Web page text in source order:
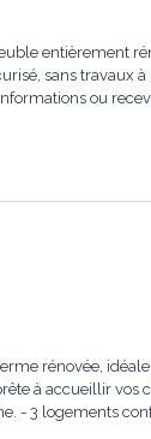
entièrement
sans travaux
ou
rénovée,
à accueillir vos
- 3 logements